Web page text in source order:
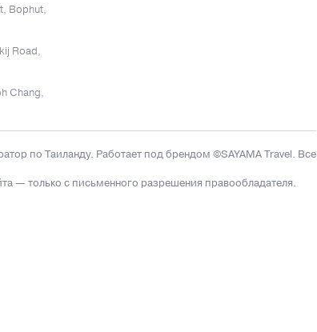
Bophut,
Road,
Chang,
по Таиланду. Работает под брендом ©SAYAMA Travel. Все
— только с письменного разрешения правообладателя.